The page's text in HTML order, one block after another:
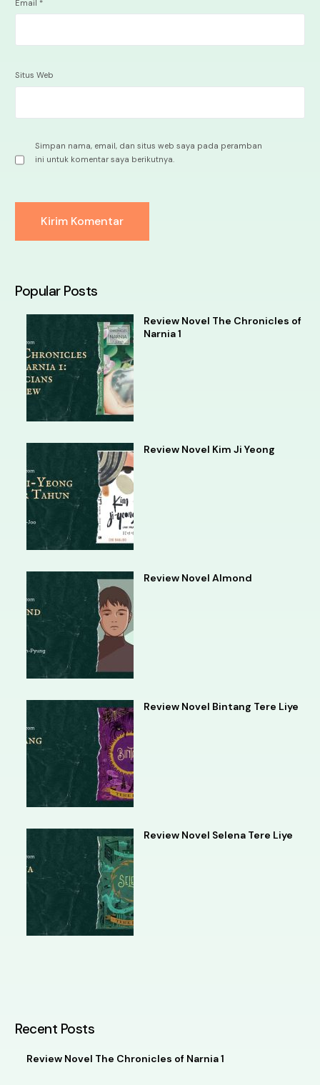
Email *
Situs Web
Simpan nama, email, dan situs web saya pada peramban
ini untuk komentar saya berikutnya.
Popular Posts
Review Novel The Chronicles of
Narnia 1
Review Novel Kim Ji Yeong
Review Novel Almond
Review Novel Bintang Tere Liye
Review Novel Selena Tere Liye
Recent Posts
Review Novel The Chronicles of Narnia 1